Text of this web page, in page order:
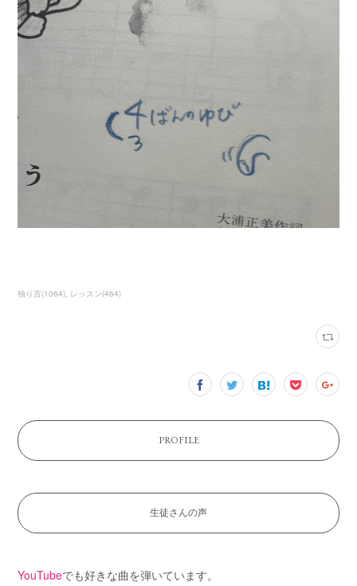
独り言(1064) レッスン(464)
PROFILE
生徒さんの声
YouTubeでも好きな曲を弾いています。